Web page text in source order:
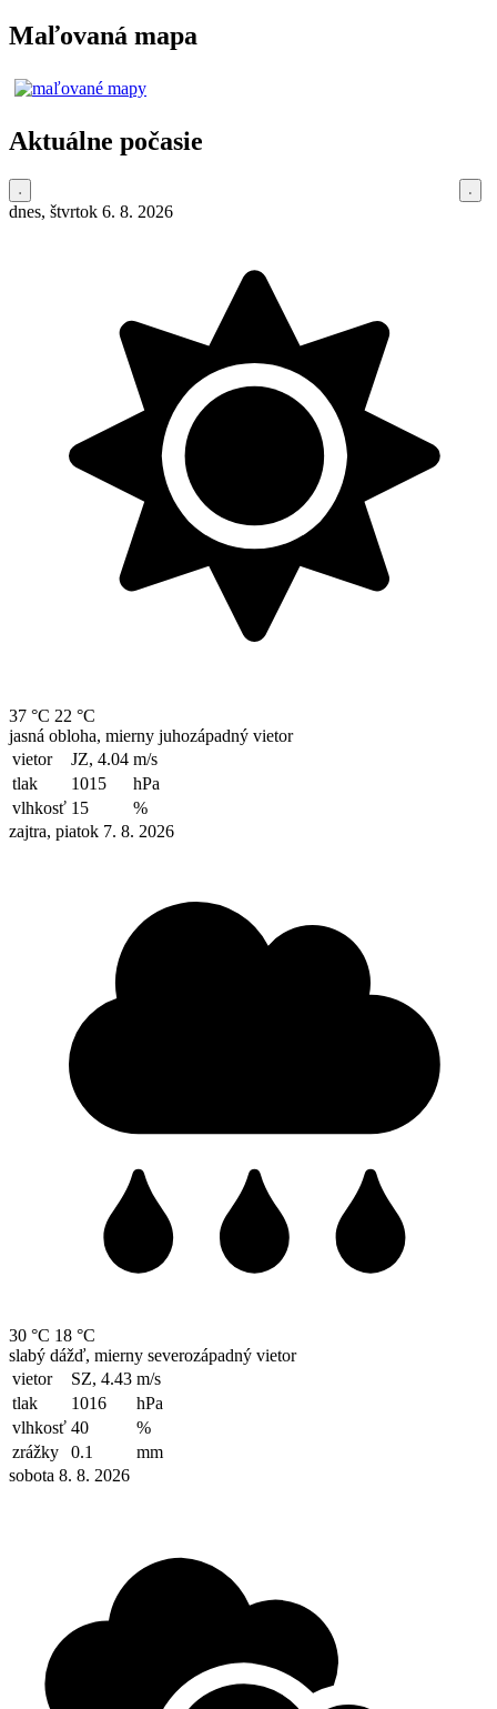
Maľovaná mapa
Aktuálne počasie
dnes, štvrtok 6. 8. 2026
37 °C 22 °C
jasná obloha, mierny juhozápadný vietor
vietor
JZ, 4.04 m/s
tlak
1015
hPa
vlhkosť 15
%
zajtra, piatok 7. 8. 2026
30 °C 18 °C
slabý dážď, mierny severozápadný vietor
vietor
SZ, 4.43 m/s
tlak
1016
hPa
vlhkosť 40
%
zrážky
0.1
mm
sobota 8. 8. 2026